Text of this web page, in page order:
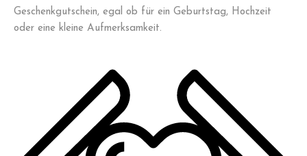
Geschenkgutschein, egal ob für ein Geburtstag, Hochzeit
oder eine kleine Aufmerksamkeit.